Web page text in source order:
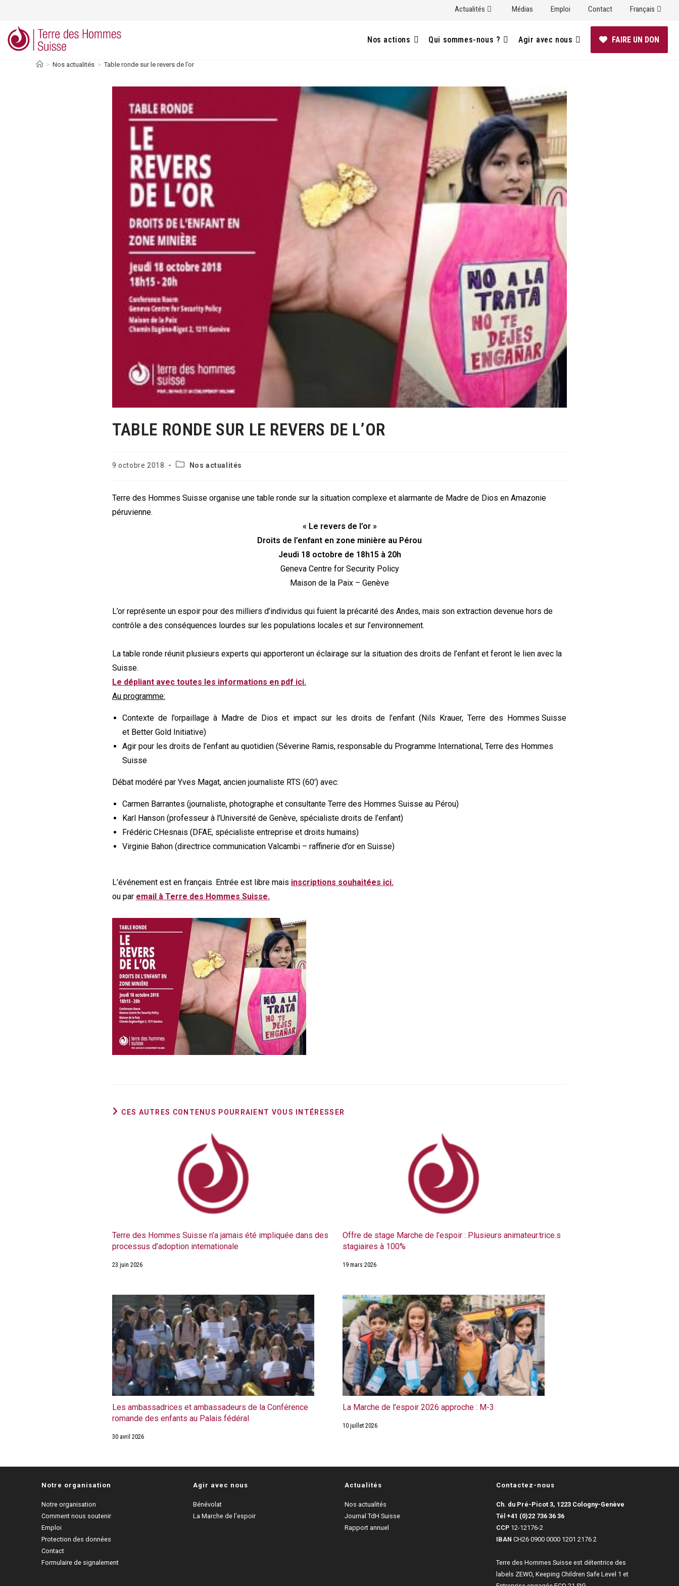
content
Actualités Médias Emploi Contact Français
Nos actions Qui sommes-nous ? Agir avec nous FAIRE UN DON
> Nos actualités > Table ronde sur le revers de l’or
TABLE RONDE SUR LE REVERS DE L’OR
Publication
9 octobre 2018
PostNos actualités
Terre des Hommes Suisse organise une table ronde sur la situation complexe et alarmante de Madre de Dios en Amazonie
péruvienne.
« Le revers de l’or »
Droits de l’enfant en zone minière au Pérou
Jeudi 18 octobre de 18h15 à 20h
Geneva Centre for Security Policy
Maison de la Paix – Genève
L’or représente un espoir pour des milliers d’individus qui fuient la précarité des Andes, mais son extraction devenue hors de
contrôle a des conséquences lourdes sur les populations locales et sur l’environnement.
La table ronde réunit plusieurs experts qui apporteront un éclairage sur la situation des droits de l’enfant et feront le lien avec la
Suisse.
Le dépliant avec toutes les informations en pdf ici.
Au programme:
Contexte de l’orpaillage à Madre de Dios et impact sur les droits de l’enfant (Nils Krauer, Terre des Hommes Suisse
et Better Gold Initiative)
Agir pour les droits de l’enfant au quotidien (Séverine Ramis, responsable du Programme International, Terre des Hommes
Suisse
Débat modéré par Yves Magat, ancien journaliste RTS (60′) avec:
Carmen Barrantes (journaliste, photographe et consultante Terre des Hommes Suisse au Pérou)
Karl Hanson (professeur à l’Université de Genève, spécialiste droits de l’enfant)
Frédéric CHesnais (DFAE, spécialiste entreprise et droits humains)
Virginie Bahon (directrice communication Valcambi – raffinerie d’or en Suisse)
L’événement est en français. Entrée est libre mais inscriptions souhaitées ici.
ou par email à Terre des Hommes Suisse.
CES AUTRES CONTENUS POURRAIENT VOUS INTÉRESSER
Terre des Hommes Suisse n’a jamais été impliquée dans des
processus d’adoption internationale
23 juin 2026
Offre de stage Marche de l’espoir : Plusieurs animateur.trice.s
stagiaires à 100%
19 mars 2026
Les ambassadrices et ambassadeurs de la Conférence
romande des enfants au Palais fédéral
30 avril 2026
La Marche de l’espoir 2026 approche : M-3
10 juillet 2026
Notre organisation
Notre organisation
Comment nous soutenir
Emploi
Protection des données
Contact
Formulaire de signalement
Agir avec nous
Bénévolat
La Marche de l’espoir
Actualités
Nos actualités
Journal TdH Suisse
Rapport annuel
Contactez-nous
Ch. du Pré-Picot 3, 1223 Cologny-Genève
Tél +41 (0)22 736 36 36
CCP 12-12176-2
IBAN CH26 0900 0000 1201 2176 2
Terre des Hommes Suisse est détentrice des
labels ZEWO, Keeping Children Safe Level 1 et